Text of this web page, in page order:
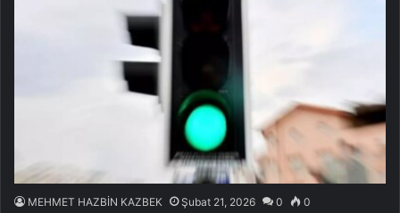
MEHMET HAZBİN KAZBEK Şubat 21, 2026 0 0